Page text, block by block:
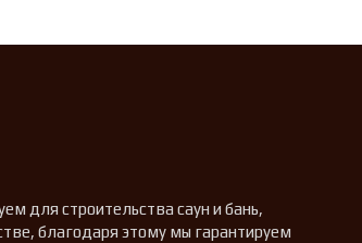
для строительства саун и бань,
благодаря этому мы гарантируем